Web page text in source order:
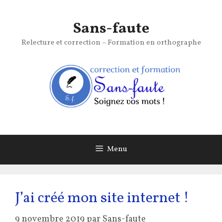
Sans-faute
Relecture et correction – Formation en orthographe
Menu
J’ai créé mon site internet !
9 novembre 2019 par Sans-faute